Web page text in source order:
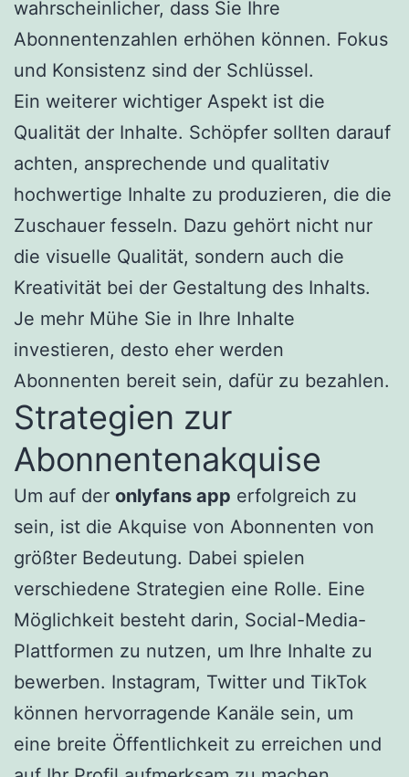
wahrscheinlicher, dass Sie Ihre
Abonnentenzahlen erhöhen können. Fokus
und Konsistenz sind der Schlüssel.
Ein weiterer wichtiger Aspekt ist die
Qualität der Inhalte. Schöpfer sollten darauf
achten, ansprechende und qualitativ
hochwertige Inhalte zu produzieren, die die
Zuschauer fesseln. Dazu gehört nicht nur
die visuelle Qualität, sondern auch die
Kreativität bei der Gestaltung des Inhalts.
Je mehr Mühe Sie in Ihre Inhalte
investieren, desto eher werden
Abonnenten bereit sein, dafür zu bezahlen.
Strategien zur
Abonnentenakquise
Um auf der onlyfans app erfolgreich zu
sein, ist die Akquise von Abonnenten von
größter Bedeutung. Dabei spielen
verschiedene Strategien eine Rolle. Eine
Möglichkeit besteht darin, Social-Media-
Plattformen zu nutzen, um Ihre Inhalte zu
bewerben. Instagram, Twitter und TikTok
können hervorragende Kanäle sein, um
eine breite Öffentlichkeit zu erreichen und